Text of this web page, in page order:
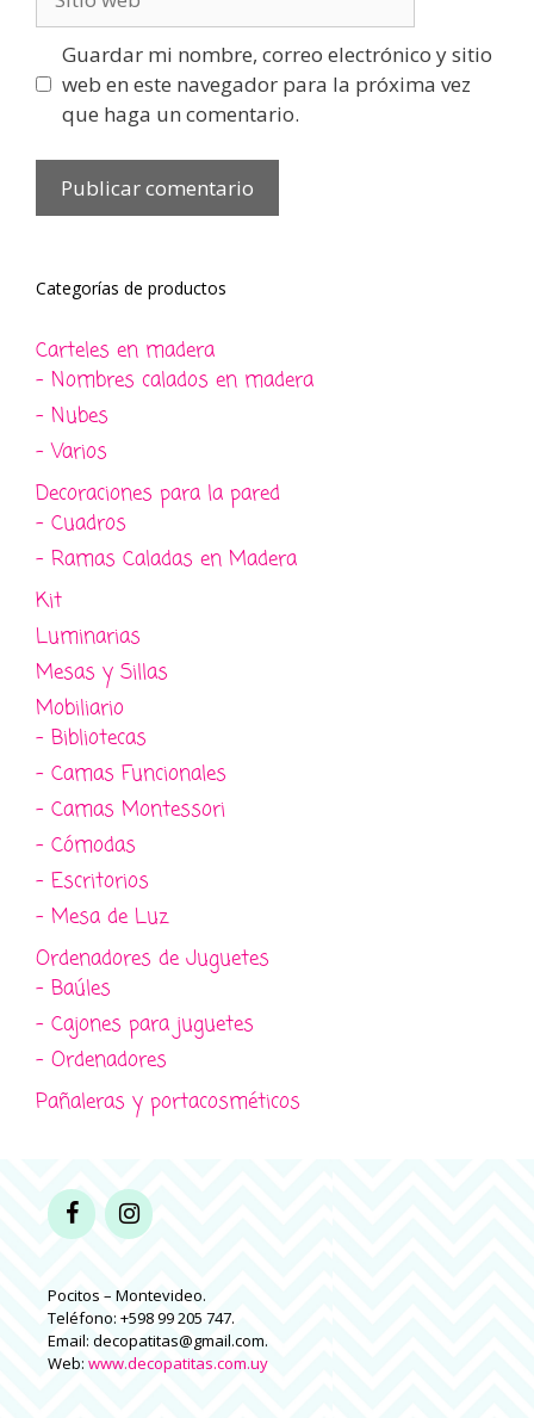
web
Guardar mi nombre, correo electrónico y sitio
web en este navegador para la próxima vez
que haga un comentario.
Categorías de productos
Carteles en madera
- Nombres calados en madera
- Nubes
- Varios
Decoraciones para la pared
- Cuadros
- Ramas Caladas en Madera
Kit
Luminarias
Mesas y Sillas
Mobiliario
- Bibliotecas
- Camas Funcionales
- Camas Montessori
- Cómodas
- Escritorios
- Mesa de Luz
Ordenadores de Juguetes
- Baúles
- Cajones para juguetes
- Ordenadores
Pañaleras y portacosméticos
Pocitos – Montevideo.
Teléfono: +598 99 205 747.
Email: decopatitas@gmail.com.
Web: www.decopatitas.com.uy